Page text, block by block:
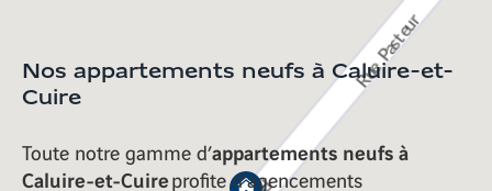
Nos appartements neufs à Caluire-et-
Cuire
Toute notre gamme d’appartements neufs à
Caluire-et-Cuireprofite d’agencements